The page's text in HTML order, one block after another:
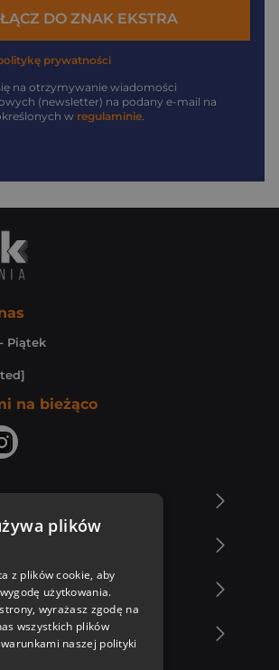
DO ZNAK EKSTRA
prywatności
na otrzymywanie wiadomości
(newsletter) na podany e-mail na
w regulaminie.
Piątek
na bieżąco
plików
z plików cookie, aby
użytkowania.
wyrażasz zgodę na
wszystkich plików
naszej polityki